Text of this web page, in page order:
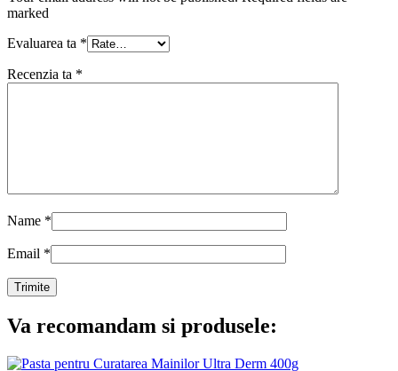
marked
Evaluarea ta *
Recenzia ta *
Name *
Email *
Va recomandam si produsele: